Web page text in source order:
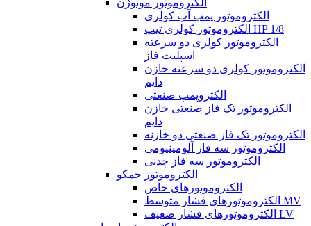
الکتروموتور پمپ آب کولری
الکتروموتور کولری تیپ HP 1/8
الکتروموتور کولری دو سرعته
اسپلیت فاز
الکتروموتور کولری دو سرعته خازن
دایم
الکتروپمپ صنعتی
الکتروموتور تک فاز صنعتی خازن
دایم
الکتروموتور تک فاز صنعتی دو خازنه
الکتروموتور سه فاز آلومینیومی
الکتروموتور سه فاز چدنی
الکتروموتور جمکو
الکتروموتورهای خاص
الکتروموتورهای فشار متوسط MV
الکتروموتورهای فشار ضعیف LV